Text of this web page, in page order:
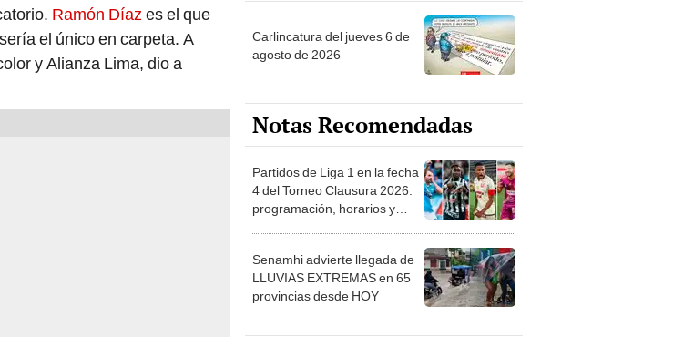
Ramón Díazes el que
el único en carpeta. A
y Alianza Lima, dio a
Carlincatura del jueves 6 de
agosto de 2026
Notas Recomendadas
Partidos de Liga 1 en la fecha
4 del Torneo Clausura 2026:
programación, horarios y
Senamhi advierte llegada de
LLUVIAS EXTREMAS en 65
provincias desde HOY